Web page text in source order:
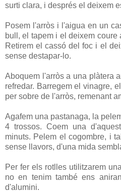
surti clara, i després el deixem
Posem l'arròs i l'aigua en un
bull, el tapem i el deixem coure
Retirem el cassó del foc i el
sense destapar-lo.
Aboquem l'arròs a una plàtera
refredar. Barregem el vinagre,
per sobre de l'arròs, remenant
Agafem una pastanaga, la
4 trossos. Coem una
minuts. Pelem el cogombre, i
sense llavors, d'una mida
Per fer els rotlles utilitzarem
no en tenim també ens
d'alumini.